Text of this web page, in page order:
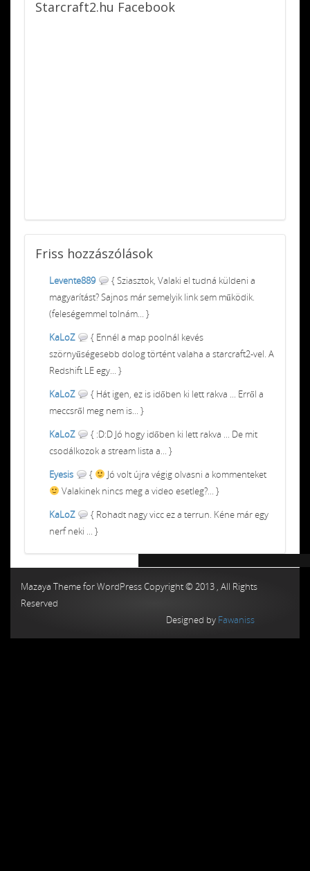
Starcraft2.hu Facebook
Friss hozzászólások
Levente889
{ Sziasztok, Valaki el tudná küldeni a
magyarítást? Sajnos már semelyik link sem működik.
(feleségemmel tolnám... }
KaLoZ
{ Ennél a map poolnál kevés
szörnyűségesebb dolog történt valaha a starcraft2-vel. A
Redshift LE egy... }
KaLoZ
{ Hát igen, ez is időben ki lett rakva ... Erről a
meccsről meg nem is... }
KaLoZ
{ :D:D Jó hogy időben ki lett rakva ... De mit
csodálkozok a stream lista a... }
Eyesis
{
Jó volt újra végig olvasni a kommenteket
Valakinek nincs meg a video esetleg?... }
KaLoZ
{ Rohadt nagy vicc ez a terrun. Kéne már egy
nerf neki ... }
Mazaya Theme for WordPress Copyright © 2013 , All Rights
Reserved
Designed by Fawaniss